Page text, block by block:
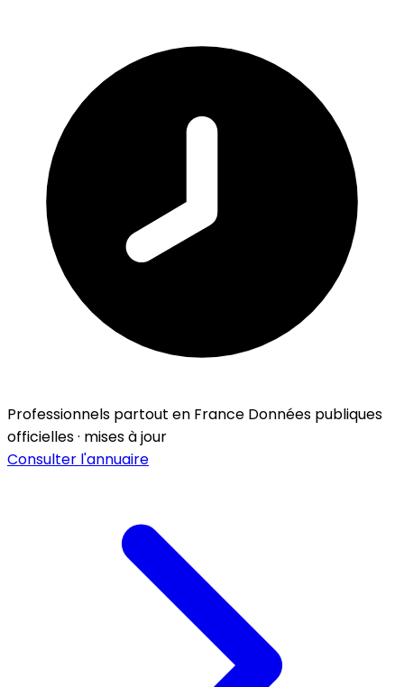
Professionnels partout en France Données publiques
officielles · mises à jour
Consulter l'annuaire